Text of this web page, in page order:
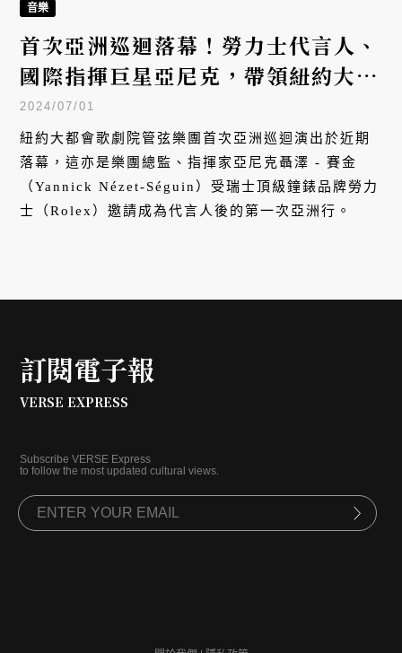
音樂
首次亞洲巡迴落幕！勞力士代言人、
國際指揮巨星亞尼克，帶領紐約大都
會歌劇院管弦樂團於台灣迎來最終站
2024/07/01
紐約大都會歌劇院管弦樂團首次亞洲巡迴演出於近期
落幕，這亦是樂團總監、指揮家亞尼克聶澤 - 賽金
（Yannick Nézet-Séguin）受瑞士頂級鐘錶品牌勞力
士（Rolex）邀請成為代言人後的第一次亞洲行。
訂閱電子報
VERSE EXPRESS
Subscribe VERSE Express
to follow the most updated cultural views.